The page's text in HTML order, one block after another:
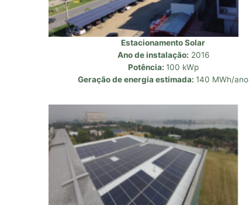
Estacionamento Solar
Ano de instalação: 2016
Potência: 100 kWp
Geração de energia estimada:140 MWh/ano